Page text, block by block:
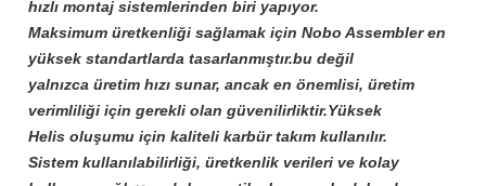
hızlı montaj sistemlerinden biri yapıyor.
Maksimum üretkenliği sağlamak için Nobo Assembler en
yüksek standartlarda tasarlanmıştır.bu değil
yalnızca üretim hızı sunar, ancak en önemlisi, üretim
verimliliği için gerekli olan güvenilirliktir.Yüksek
Helis oluşumu için kaliteli karbür takım kullanılır.
Sistem kullanılabilirliği, üretkenlik verileri ve kolay